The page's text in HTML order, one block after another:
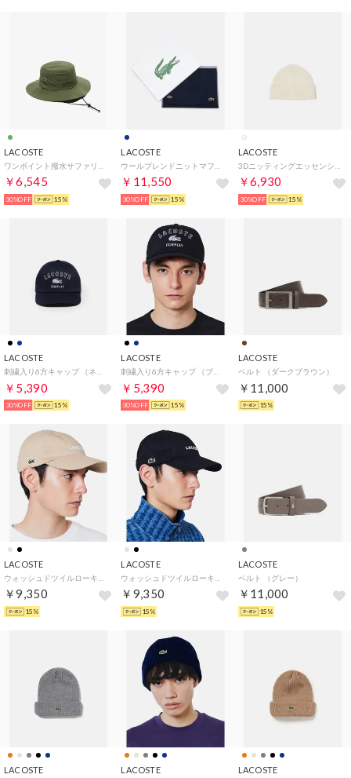
LACOSTE
￥6,545
30%OFF 15%
LACOSTE
￥11,550
30%OFF 15%
LACOSTE
￥6,930
30%OFF 15%
LACOSTE
￥5,390
30%OFF 15%
LACOSTE
￥5,390
30%OFF 15%
LACOSTE
ベルト （ダークブラウン）
￥11,000
15%
LACOSTE
￥9,350
15%
LACOSTE
￥9,350
15%
LACOSTE
ベルト （グレー）
￥11,000
15%
LACOSTE LACOSTE LACOSTE